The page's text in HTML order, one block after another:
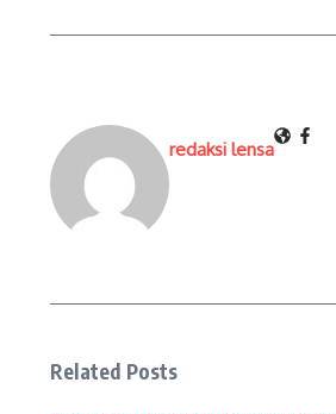
redaksi lensa
Related Posts